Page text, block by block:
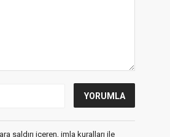
saldırı içeren, imla kuralları ile